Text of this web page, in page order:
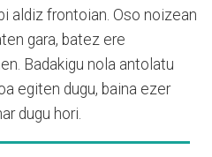
aldiz frontoian. Oso noizean
gara, batez ere
Badakigu nola antolatu
egiten dugu, baina ezer
dugu hori.